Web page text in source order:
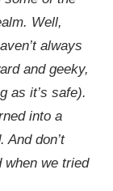
Well,
always
and geeky,
as it’s safe).
into a
And don’t
when we tried